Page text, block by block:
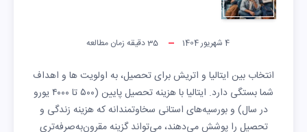
4 شهریور 1404 35دقیقه زمان مطالعه
انتخاب بین ایتالیا و اتریش برای تحصیل، به اولویت ها و اهداف
شما بستگی دارد. ایتالیا با هزینه تحصیل پایین (۵۰۰ تا ۴۰۰۰ یورو
در سال) و بورسیه‌های استانی سخاوتمندانه که هزینه زندگی و
تحصیل را پوشش می‌دهند، می‌تواند گزینه مقرون‌به‌صرفه‌تری